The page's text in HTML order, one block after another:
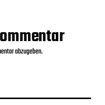
abzugeben.